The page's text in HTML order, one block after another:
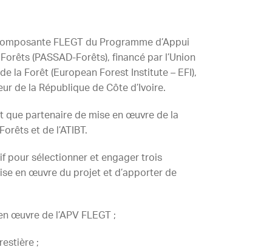
FLEGT du Programme d’Appui
(PASSAD-Forêts), financé par l’Union
la Forêt (European Forest Institute – EFI),
de la République de Côte d’Ivoire.
que partenaire de mise en œuvre de la
et de l’ATIBT.
pour sélectionner et engager trois
en œuvre du projet et d’apporter de
œuvre de l’APV FLEGT ;
;